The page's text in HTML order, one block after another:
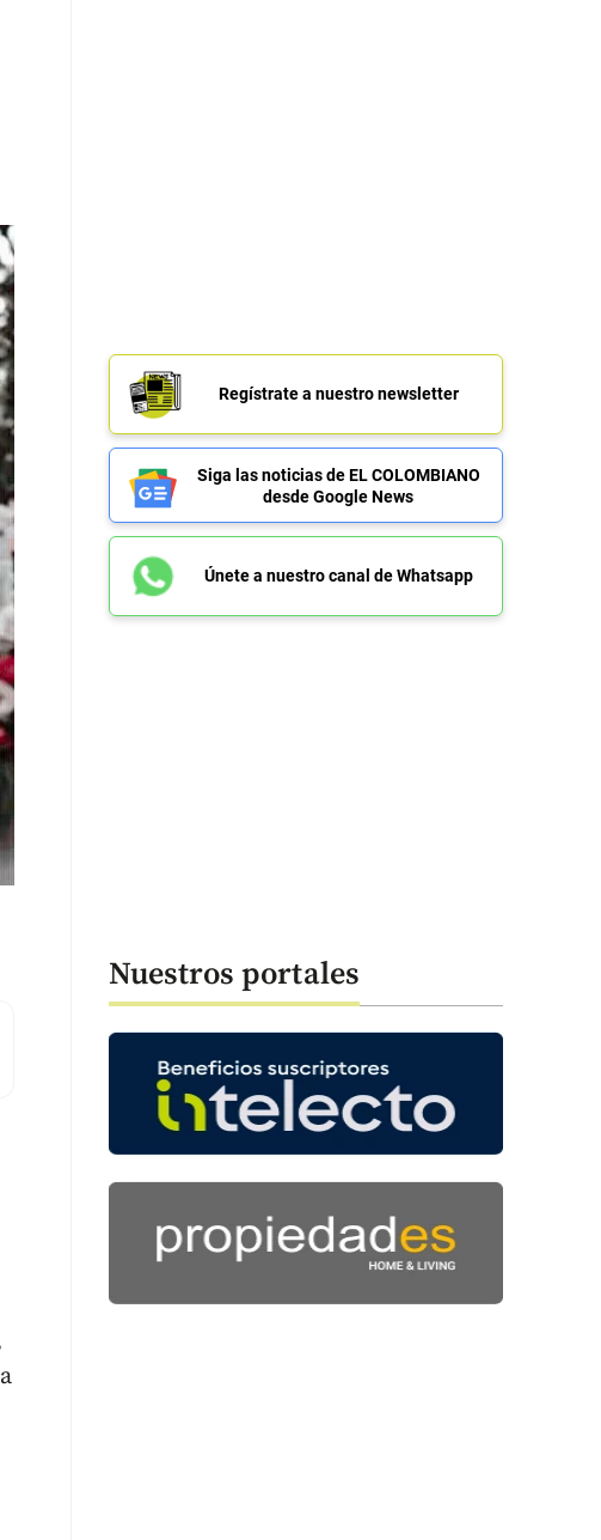
57 segundos
Regístrate a nuestro newsletter
Siga las noticias de EL COLOMBIANO
desde Google News
Únete a nuestro canal de Whatsapp
Nuestros portales